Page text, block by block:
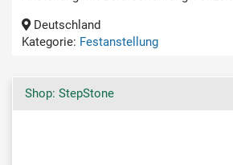
Deutschland
Kategorie: Festanstellung
Shop: StepStone